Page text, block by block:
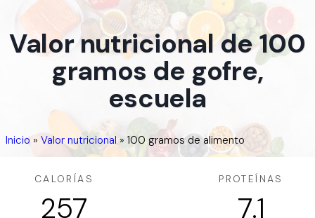
Valor nutricional de 100
gramos de gofre,
escuela
Inicio » Valor nutricional » 100 gramos de alimento
CALORÍAS
257
PROTEÍNAS
7.1